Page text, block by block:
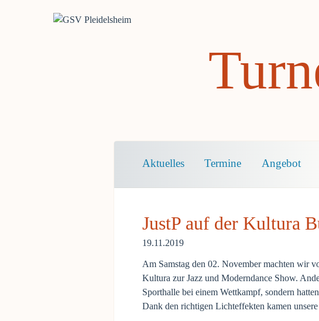
Navigation
Aktuelles Termine Angebot
JustP auf der Kultura
19.11.2019
Am Samstag den 02. November machten wir
Kultura zur Jazz und Moderndance Show.
Sporthalle bei einem Wettkampf, sondern
Dank den richtigen Lichteffekten kamen